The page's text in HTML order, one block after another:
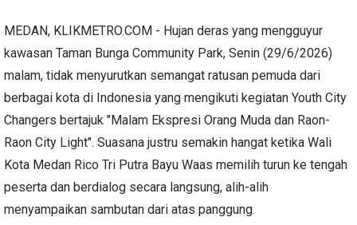
MEDAN, KLIKMETRO.COM - Hujan deras yang mengguyur
kawasan Taman Bunga Community Park, Senin (29/6/2026)
malam, tidak menyurutkan semangat ratusan pemuda dari
berbagai kota di Indonesia yang mengikuti kegiatan Youth City
Changers bertajuk "Malam Ekspresi Orang Muda dan Raon-
Raon City Light". Suasana justru semakin hangat ketika Wali
Kota Medan Rico Tri Putra Bayu Waas memilih turun ke tengah
peserta dan berdialog secara langsung, alih-alih
menyampaikan sambutan dari atas panggung.